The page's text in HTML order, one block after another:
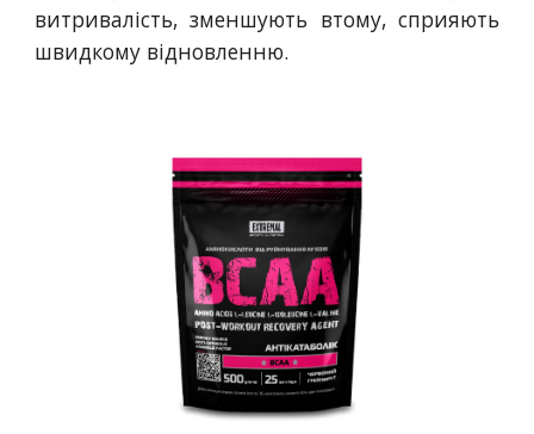
витривалість, зменшують втому, сприяють
швидкому відновленню.